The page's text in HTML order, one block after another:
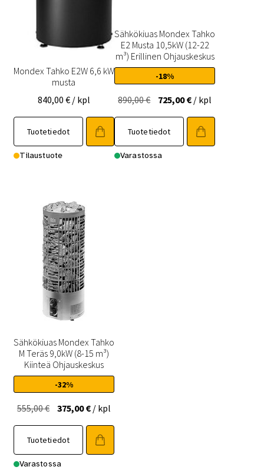
Mondex Tahko E2W 6,6 kW
musta
840,00 € / kpl
Tuotetiedot
Tilaustuote
Sähkökiuas Mondex Tahko
E2 Musta 10,5kW (12-22
m³) Erillinen Ohjauskeskus
-18%
890,00€ Alkuperäinen
hinta
oli:
890,00 €.
725,00€Nykyinen
hinta
on:
725,00 €.
/ kpl
Tuotetiedot
Varastossa
Sähkökiuas Mondex Tahko
M Teräs 9,0kW (8-15 m³)
Kiinteä Ohjauskeskus
-32%
555,00€ Alkuperäinen
hinta
oli:
555,00 €.
375,00€Nykyinen
hinta
on:
375,00 €.
/ kpl
Tuotetiedot
Varastossa